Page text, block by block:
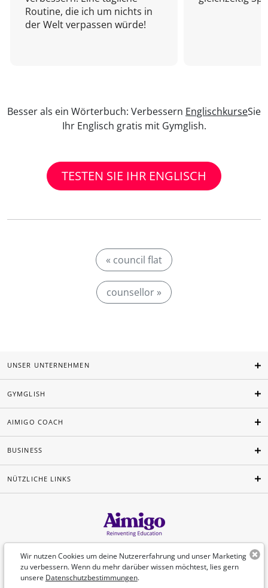
Routine, die ich um nichts in
der Welt verpassen würde!
Besser als ein Wörterbuch: Verbessern EnglischkurseSie
Ihr Englisch gratis mit Gymglish.
TESTEN SIE IHR ENGLISCH
« council flat
counsellor »
Wir nutzen Cookies um deine Nutzererfahrung und unser Marketing
zu verbessern. Wenn du mehr darüber wissen möchtest, lies gern
unsere Datenschutzbestimmungen.
UNSER UNTERNEHMEN
GYMGLISH
AIMIGO COACH
BUSINESS
NÜTZLICHE LINKS
Deutsch
©Aimigo 2026